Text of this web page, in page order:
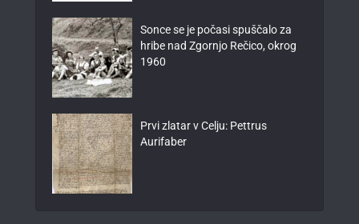
Sonce se je počasi spuščalo za
hribe nad Zgornjo Rečico, okrog
1960
Prvi zlatar v Celju: Pettrus
Aurifaber